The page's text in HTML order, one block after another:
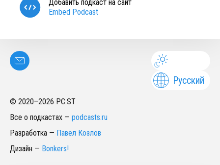
Добавить подкаст на сайт
Embed Podcast
Русский
© 2020–2026 PC.ST
Все о подкастах — podcasts.ru
Разработка — Павел Козлов
Дизайн — Bonkers!